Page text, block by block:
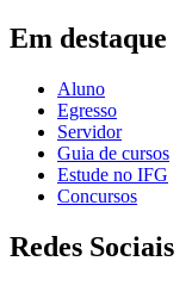
Em destaque
Aluno
Egresso
Servidor
Guia de cursos
Estude no IFG
Concursos
Redes Sociais